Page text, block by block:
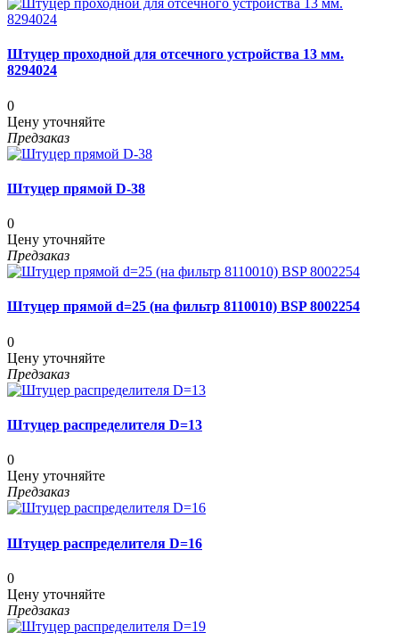
Штуцер проходной для отсечного устройства 13 мм.
8294024
0
Цену уточняйте
Предзаказ
Штуцер прямой D-38
0
Цену уточняйте
Предзаказ
Штуцер прямой d=25 (на фильтр 8110010) BSP 8002254
0
Цену уточняйте
Предзаказ
Штуцер распределителя D=13
0
Цену уточняйте
Предзаказ
Штуцер распределителя D=16
0
Цену уточняйте
Предзаказ